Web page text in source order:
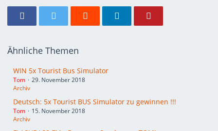
Ähnliche Themen
WIN 5x Tourist Bus Simulator
Tom
29. November 2018
Archiv
Deutsch: 5x Tourist BUS Simulator zu gewinnen !!!
Tom
15. November 2018
Archiv